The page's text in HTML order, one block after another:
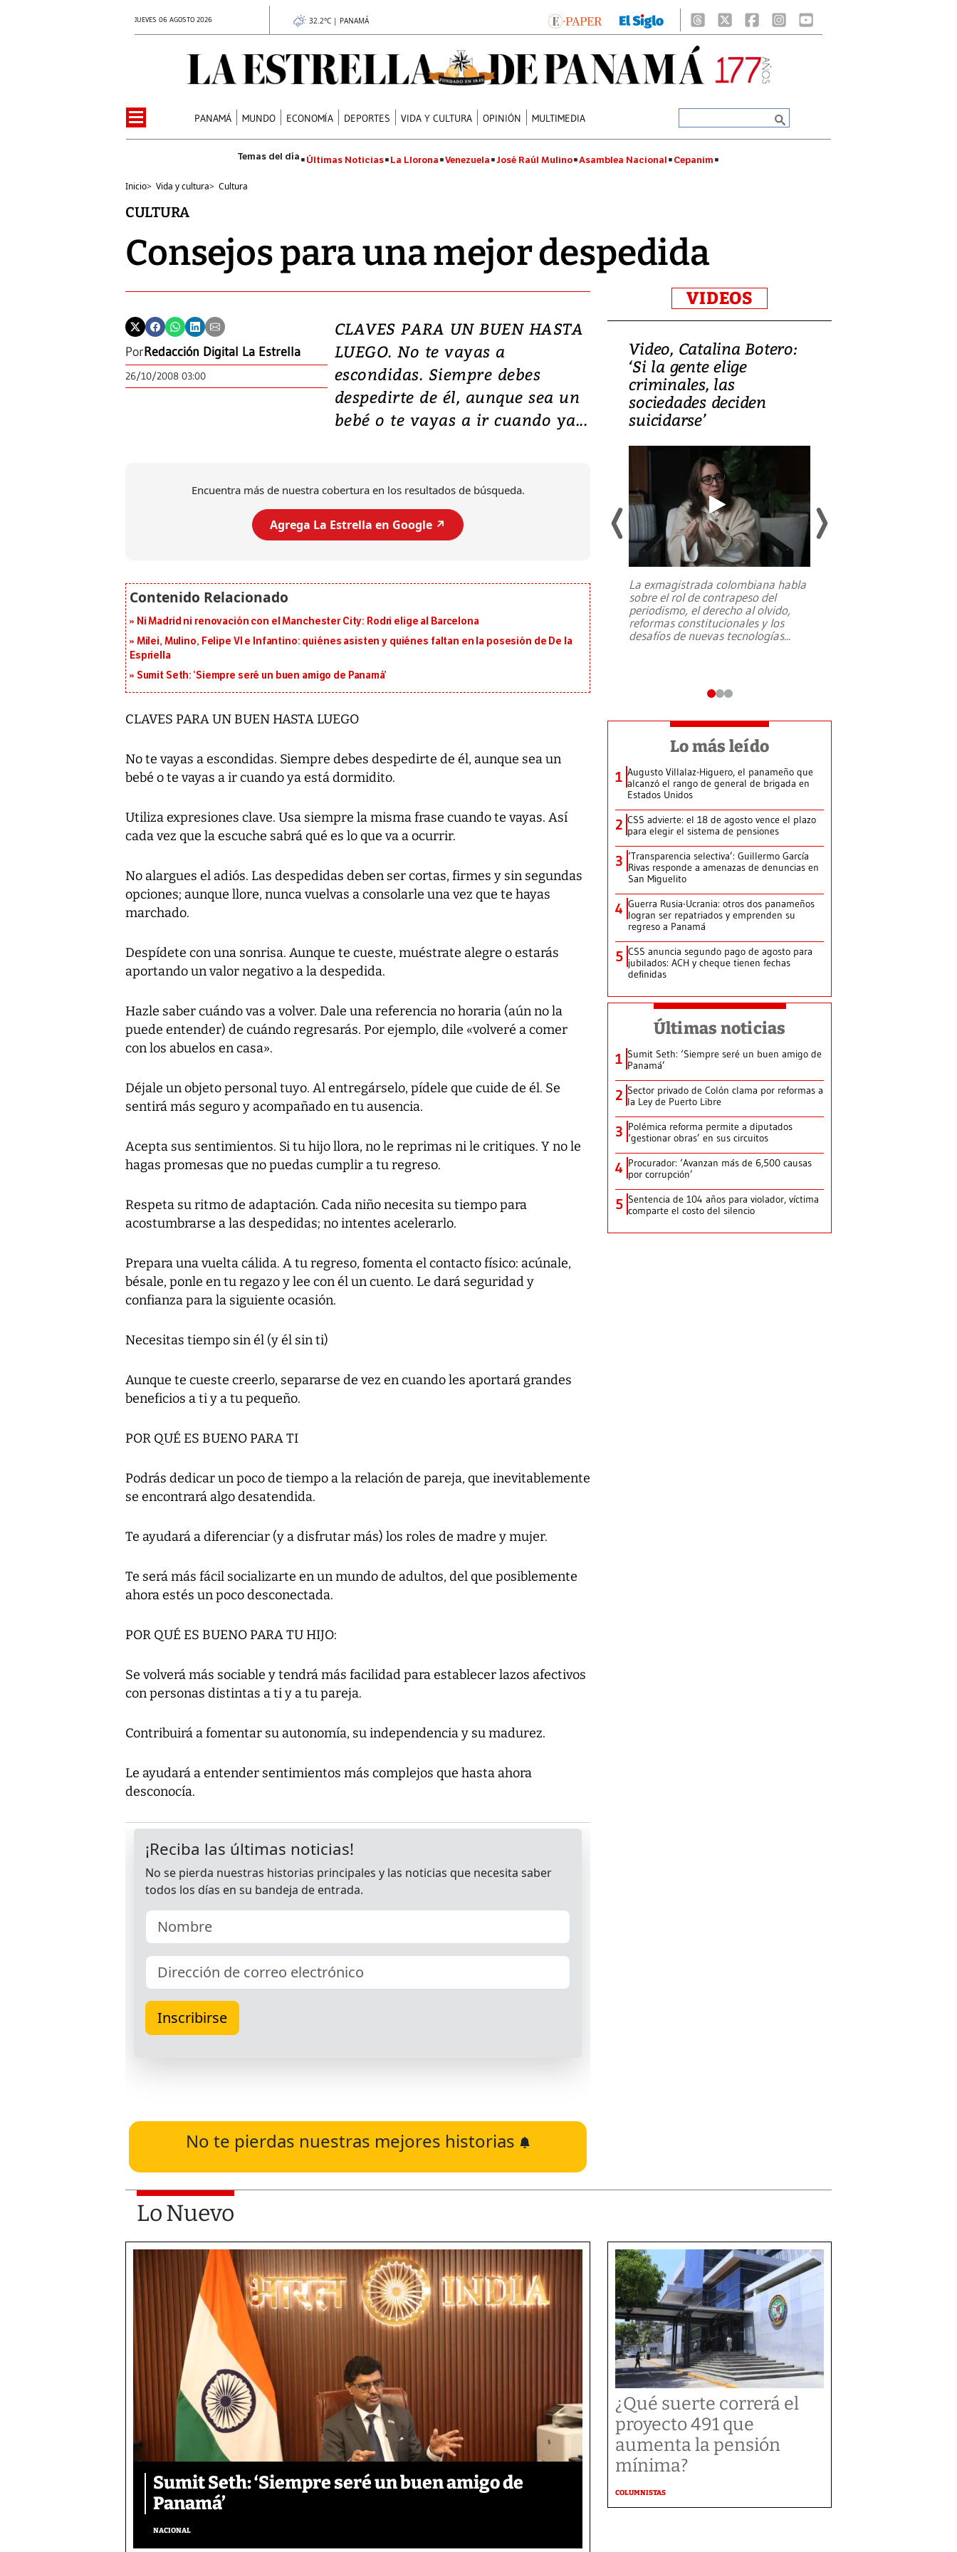
JUEVES 06 AGOSTO 2026 32.2°C | PANAMÁ
PANAMÁ MUNDO ECONOMÍA DEPORTES VIDA Y CULTURA OPINIÓN MULTIMEDIA
Últimas Noticias La Llorona Venezuela José Raúl Mulino Asamblea Nacional Cepanim
Inicio> Vida y cultura> Cultura
CULTURA
Consejos para una mejor despedida
PorRedacción Digital La Estrella
26/10/2008 03:00
CLAVES PARA UN BUEN HASTA
LUEGO. No te vayas a
escondidas. Siempre debes
despedirte de él, aunque sea un
bebé o te vayas a ir cuando ya...
Encuentra más de nuestra cobertura en los resultados de búsqueda.
Agrega La Estrella en Google ↗️
Ni Madrid ni renovación con el Manchester City: Rodri elige al Barcelona
Milei, Mulino, Felipe VI e Infantino: quiénes asisten y quiénes faltan en la posesión de De la
Espriella
Sumit Seth: ‘Siempre seré un buen amigo de Panamá’
CLAVES PARA UN BUEN HASTA LUEGO
No te vayas a escondidas. Siempre debes despedirte de él, aunque sea un
bebé o te vayas a ir cuando ya está dormidito.
Utiliza expresiones clave. Usa siempre la misma frase cuando te vayas. Así
cada vez que la escuche sabrá qué es lo que va a ocurrir.
No alargues el adiós. Las despedidas deben ser cortas, firmes y sin segundas
opciones; aunque llore, nunca vuelvas a consolarle una vez que te hayas
marchado.
Despídete con una sonrisa. Aunque te cueste, muéstrate alegre o estarás
aportando un valor negativo a la despedida.
Hazle saber cuándo vas a volver. Dale una referencia no horaria (aún no la
puede entender) de cuándo regresarás. Por ejemplo, dile «volveré a comer
con los abuelos en casa».
Déjale un objeto personal tuyo. Al entregárselo, pídele que cuide de él. Se
sentirá más seguro y acompañado en tu ausencia.
Acepta sus sentimientos. Si tu hijo llora, no le reprimas ni le critiques. Y no le
hagas promesas que no puedas cumplir a tu regreso.
Respeta su ritmo de adaptación. Cada niño necesita su tiempo para
acostumbrarse a las despedidas; no intentes acelerarlo.
Prepara una vuelta cálida. A tu regreso, fomenta el contacto físico: acúnale,
bésale, ponle en tu regazo y lee con él un cuento. Le dará seguridad y
confianza para la siguiente ocasión.
Necesitas tiempo sin él (y él sin ti)
Aunque te cueste creerlo, separarse de vez en cuando les aportará grandes
beneficios a ti y a tu pequeño.
POR QUÉ ES BUENO PARA TI
Podrás dedicar un poco de tiempo a la relación de pareja, que inevitablemente
se encontrará algo desatendida.
Te ayudará a diferenciar (y a disfrutar más) los roles de madre y mujer.
Te será más fácil socializarte en un mundo de adultos, del que posiblemente
ahora estés un poco desconectada.
POR QUÉ ES BUENO PARA TU HIJO:
Se volverá más sociable y tendrá más facilidad para establecer lazos afectivos
con personas distintas a ti y a tu pareja.
Contribuirá a fomentar su autonomía, su independencia y su madurez.
Le ayudará a entender sentimientos más complejos que hasta ahora
desconocía.
No te pierdas nuestras mejores historias
VIDEOS
Video, Japón: Terremoto
deja heridos y graves
daños en Kumamoto
al sur de Japón, provocando una
Video, Catalina Botero:
‘Si la gente elige
criminales, las
sociedades deciden
suicidarse’
La exmagistrada colombiana habla
sobre el rol de contrapeso del
periodismo, el derecho al olvido,
reformas constitucionales y los
desafíos de nuevas tecnologías...
Lo más leído
1 Augusto Villalaz-Higuero, el panameño que
alcanzó el rango de general de brigada en
Estados Unidos
2 CSS advierte: el 18 de agosto vence el plazo
para elegir el sistema de pensiones
3 ‘Transparencia selectiva’: Guillermo García
Rivas responde a amenazas de denuncias en
San Miguelito
4 Guerra Rusia-Ucrania: otros dos panameños
logran ser repatriados y emprenden su
regreso a Panamá
5 CSS anuncia segundo pago de agosto para
jubilados: ACH y cheque tienen fechas
definidas
Últimas noticias
1 Sumit Seth: ‘Siempre seré un buen amigo de
Panamá’
2 Sector privado de Colón clama por reformas a
la Ley de Puerto Libre
3 Polémica reforma permite a diputados
‘gestionar obras’ en sus circuitos
4 Procurador: ‘Avanzan más de 6,500 causas
por corrupción’
5 Sentencia de 104 años para violador, víctima
comparte el costo del silencio
Lo Nuevo
Sumit Seth: ‘Siempre seré un buen amigo de
Panamá’
NACIONAL
¿Qué suerte correrá el
proyecto 491 que
aumenta la pensión
mínima?
COLUMNISTAS